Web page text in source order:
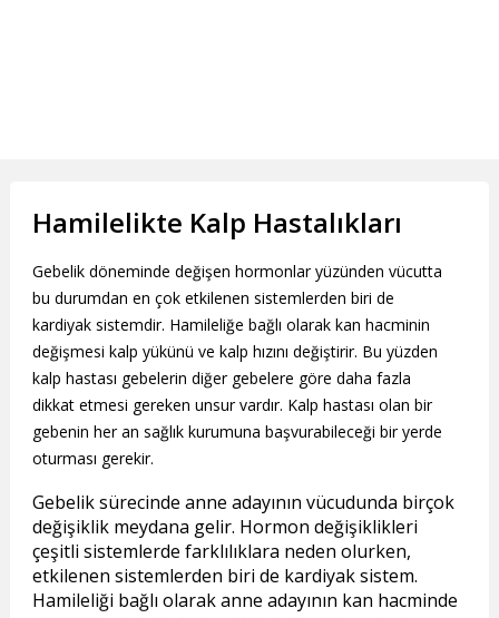
Hamilelikte Kalp Hastalıkları
Gebelik döneminde değişen hormonlar yüzünden vücutta
bu durumdan en çok etkilenen sistemlerden biri de
kardiyak sistemdir. Hamileliğe bağlı olarak kan hacminin
değişmesi kalp yükünü ve kalp hızını değiştirir. Bu yüzden
kalp hastası gebelerin diğer gebelere göre daha fazla
dikkat etmesi gereken unsur vardır. Kalp hastası olan bir
gebenin her an sağlık kurumuna başvurabileceği bir yerde
oturması gerekir.
Gebelik sürecinde anne adayının vücudunda birçok
değişiklik meydana gelir. Hormon değişiklikleri
çeşitli sistemlerde farklılıklara neden olurken,
etkilenen sistemlerden biri de kardiyak sistem.
Hamileliği bağlı olarak anne adayının kan hacminde